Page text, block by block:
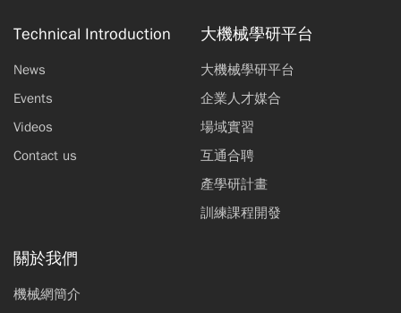
Technical Introduction
News
Events
Videos
Contact us
大機械學研平台
大機械學研平台
企業人才媒合
場域實習
互通合聘
產學研計畫
訓練課程開發
關於我們
機械網簡介